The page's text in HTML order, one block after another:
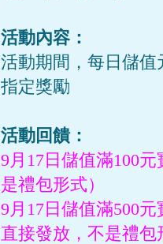
活動內容：
活動期間，每日儲
指定獎勵
活動回饋：
9月17日儲值滿100
是禮包形式）
9月17日儲值滿500
直接發放，不是禮包